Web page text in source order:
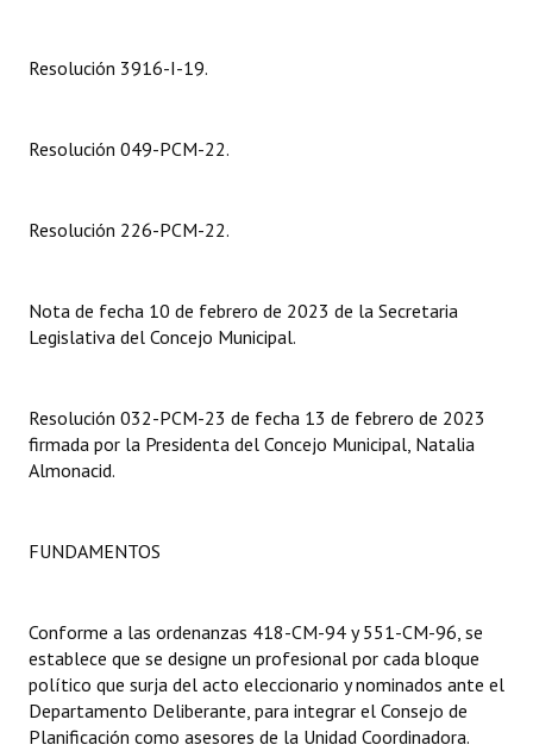
Actas de Sesión
Ejecución Presupuestaria
NORMATIVA
Resoluciones de Presidencia
INSTITUCIONAL
Antiguos Pobladores
Resolución 3916-I-19.
Resolución 049-PCM-22.
Resolución 226-PCM-22.
Nota de fecha 10 de febrero de 2023 de la Secretaria
Legislativa del Concejo Municipal.
Resolución 032-PCM-23 de fecha 13 de febrero de 2023
firmada por la Presidenta del Concejo Municipal, Natalia
Almonacid.
FUNDAMENTOS
Conforme a las ordenanzas 418-CM-94 y 551-CM-96, se
establece que se designe un profesional por cada bloque
político que surja del acto eleccionario y nominados ante el
Departamento Deliberante, para integrar el Consejo de
Planificación como asesores de la Unidad Coordinadora.